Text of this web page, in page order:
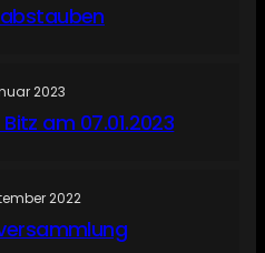
2023
am 07.01.2023
2022